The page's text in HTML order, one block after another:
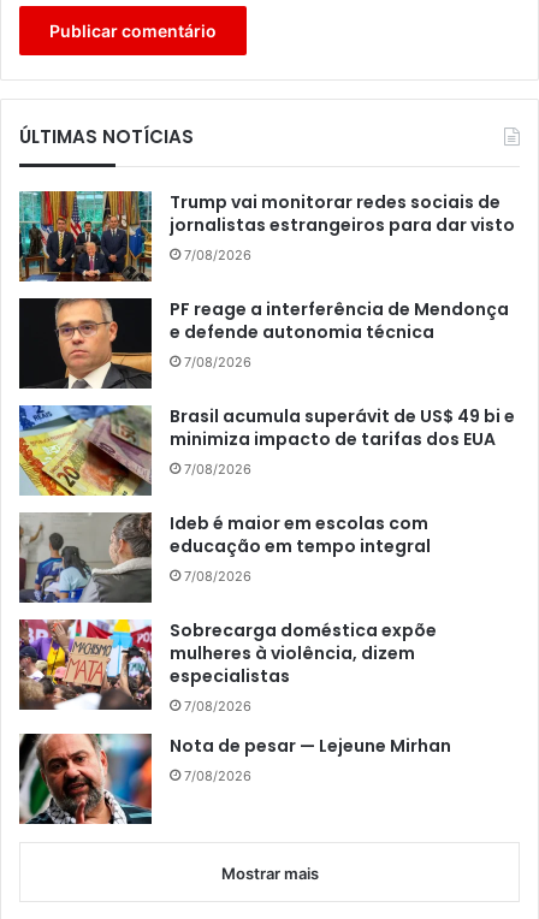
ÚLTIMAS NOTÍCIAS
Trump vai monitorar redes sociais de
jornalistas estrangeiros para dar visto
7/08/2026
PF reage a interferência de Mendonça
e defende autonomia técnica
7/08/2026
Brasil acumula superávit de US$ 49 bi e
minimiza impacto de tarifas dos EUA
7/08/2026
Ideb é maior em escolas com
educação em tempo integral
7/08/2026
Sobrecarga doméstica expõe
mulheres à violência, dizem
especialistas
7/08/2026
Nota de pesar — Lejeune Mirhan
7/08/2026
Mostrar mais